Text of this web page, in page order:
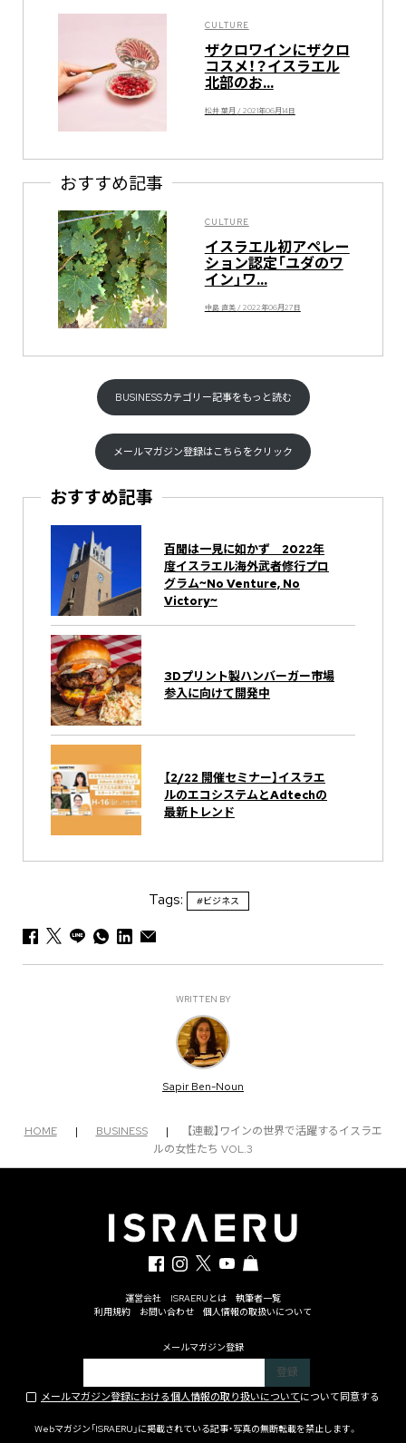
CULTURE
ザクロワインにザクロ
コスメ！？イスラエル
北部のお...
松井 葉月 / 2021年06月14日
おすすめ記事
CULTURE
イスラエル初アペレー
ション認定「ユダのワ
イン」ワ...
中島 直美 / 2022年06月27日
BUSINESSカテゴリー記事をもっと読む
メールマガジン登録はこちらをクリック
おすすめ記事
百聞は一見に如かず 2022年
度イスラエル海外武者修行プロ
グラム~No Venture, No
Victory~
3Dプリント製ハンバーガー市場
参入に向けて開発中
【2/22 開催セミナー】イスラエ
ルのエコシステムとAdtechの
最新トレンド
Tags: #ビジネス
WRITTEN BY
Sapir Ben-Noun
HOME | BUSINESS |
【連載】ワインの世界で活躍するイスラエ
ルの女性たち VOL.3
運営会社 ISRAERUとは
執筆者一覧
利用規約
お問い合わせ 個人情報の取扱いについて
メールマガジン登録
メールマガジン登録における個人情報の取り扱いについてについて同意する
Webマガジン「ISRAERU」に掲載されている記事・写真の無断転載を禁止します。